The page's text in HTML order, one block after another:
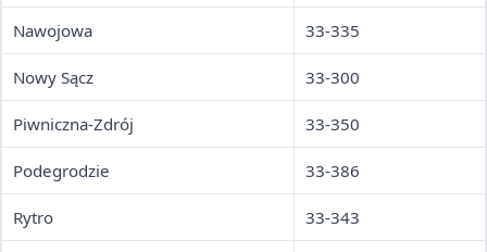
Nawojowa 33-335
Nowy Sącz 33-300
Piwniczna-Zdrój 33-350
Podegrodzie 33-386
Rytro 33-343